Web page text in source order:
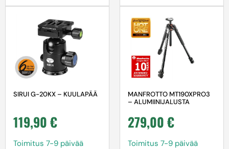
SIRUI G-20KX – KUULAPÄÄ
119,90€
Toimitus 7-9 päivää
MANFROTTO MT190XPRO3
– ALUMIINIJALUSTA
279,00€
Toimitus 7-9 päivää